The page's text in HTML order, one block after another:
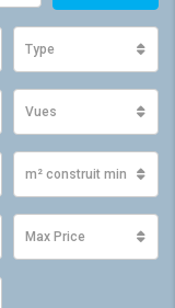
Type
Vues
m² construit minimum
Max Price